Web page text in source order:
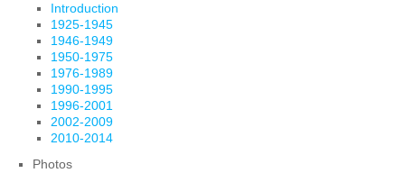
Introduction
1925-1945
1946-1949
1950-1975
1976-1989
1990-1995
1996-2001
2002-2009
2010-2014
Photos